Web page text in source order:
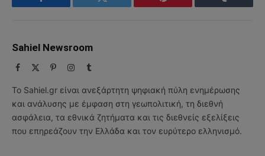
Facebook Twitter Pinterest Tumblr
Sahiel Newsroom
Facebook PinterestInstagram
Tumblr
Το Sahiel.gr είναι ανεξάρτητη ψηφιακή πύλη ενημέρωσης
και ανάλυσης με έμφαση στη γεωπολιτική, τη διεθνή
ασφάλεια, τα εθνικά ζητήματα και τις διεθνείς εξελίξεις
που επηρεάζουν την Ελλάδα και τον ευρύτερο ελληνισμό.